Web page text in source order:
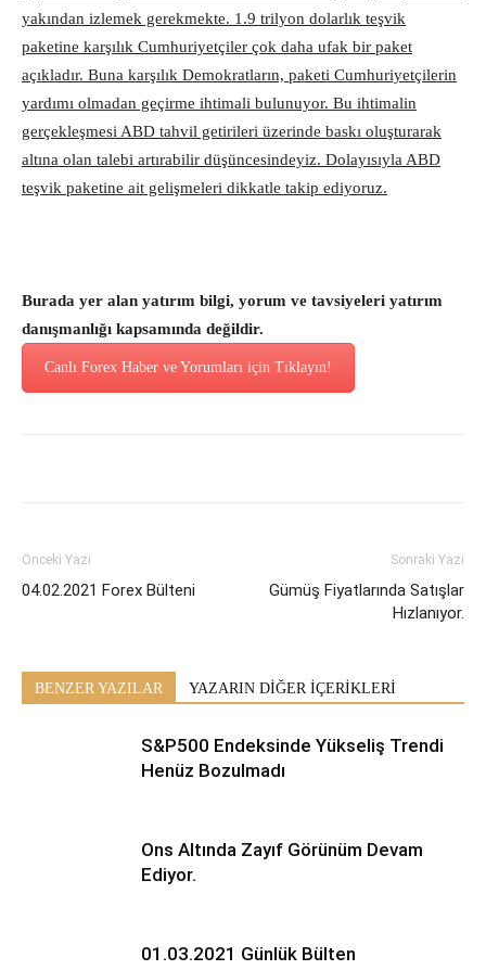
yakından izlemek gerekmekte. 1.9 trilyon dolarlık teşvik
paketine karşılık Cumhuriyetçiler çok daha ufak bir paket
açıkladır. Buna karşılık Demokratların, paketi Cumhuriyetçilerin
yardımı olmadan geçirme ihtimali bulunuyor. Bu ihtimalin
gerçekleşmesi ABD tahvil getirileri üzerinde baskı oluşturarak
altına olan talebi artırabilir düşüncesindeyiz. Dolayısıyla ABD
teşvik paketine ait gelişmeleri dikkatle takip ediyoruz.
Burada yer alan yatırım bilgi, yorum ve tavsiyeleri yatırım
danışmanlığı kapsamında değildir.
Canlı Forex Haber ve Yorumları için Tıklayın!
Önceki Yazı
04.02.2021 Forex Bülteni
Sonraki Yazı
Gümüş Fiyatlarında Satışlar
Hızlanıyor.
BENZER YAZILAR YAZARIN DİĞER İÇERİKLERİ
S&P500 Endeksinde Yükseliş Trendi
Henüz Bozulmadı
Ons Altında Zayıf Görünüm Devam
Ediyor.
01.03.2021 Günlük Bülten